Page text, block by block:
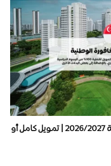
منحة جامعة سنغافورة الوطنية 2026/2027 | تمويل كامل أو